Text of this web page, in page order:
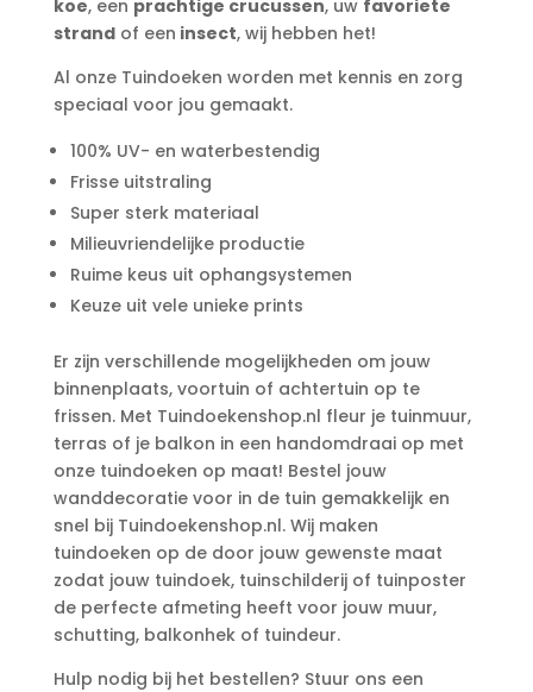
koe, een prachtige crucussen, uw favoriete
strandof een insect, wij hebben het!
Al onze Tuindoeken worden met kennis en zorg
speciaal voor jou gemaakt.
100% UV- en waterbestendig
Frisse uitstraling
Super sterk materiaal
Milieuvriendelijke productie
Ruime keus uit ophangsystemen
Keuze uit vele unieke prints
Er zijn verschillende mogelijkheden om jouw
binnenplaats, voortuin of achtertuin op te
frissen. Met Tuindoekenshop.nl fleur je tuinmuur,
terras of je balkon in een handomdraai op met
onze tuindoeken op maat! Bestel jouw
wanddecoratie voor in de tuin gemakkelijk en
snel bij Tuindoekenshop.nl. Wij maken
tuindoeken op de door jouw gewenste maat
zodat jouw tuindoek, tuinschilderij of tuinposter
de perfecte afmeting heeft voor jouw muur,
schutting, balkonhek of tuindeur.
Hulp nodig bij het bestellen? Stuur ons een